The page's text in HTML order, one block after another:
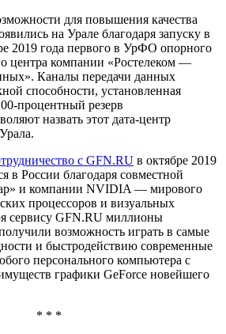
для повышения качества
на Урале благодаря запуску в
2019 года первого в УрФО опорного
центра компании «Ростелеком —
Каналы передачи данных
способности, установленная
процентный резерв
назвать этот дата-центр
с GFN.RU в октябре 2019
в России благодаря совместной
и компании NVIDIA — мирового
процессоров и визуальных
сервису GFN.RU миллионы
возможность играть в самые
и быстродействию современные
персонального компьютера с
графики GeForce новейшего
* * *